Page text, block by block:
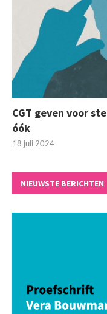
CGT geven voor
óók
18 juli 2024
NIEUWSTE BERICHTEN